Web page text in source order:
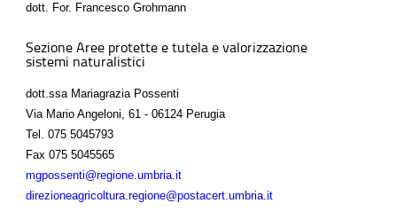
dott. For. Francesco Grohmann
Sezione Aree protette e tutela e valorizzazione
sistemi naturalistici
dott.ssa Mariagrazia Possenti
Via Mario Angeloni, 61 - 06124 Perugia
Tel. 075 5045793
Fax 075 5045565
mgpossenti@regione.umbria.it
direzioneagricoltura.regione@postacert.umbria.it